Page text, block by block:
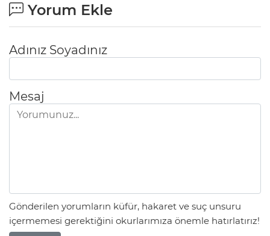
Yorum Ekle
Adınız Soyadınız
Mesaj
Gönderilen yorumların küfür, hakaret ve suç unsuru
içermemesi gerektiğini okurlarımıza önemle hatırlatırız!